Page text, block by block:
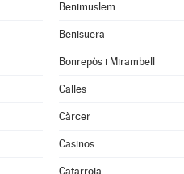
Benimuslem
Benisuera
Bonrepòs i Mirambell
Calles
Càrcer
Casinos
Catarroja